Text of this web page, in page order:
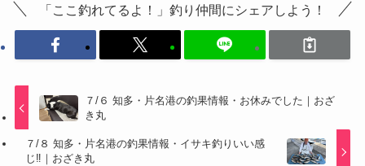
「ここ釣れてるよ！」釣り仲間にシェアしよう！
７/６ 知多・片名港の釣果情報・お休みでした｜おざ
き丸
７/８ 知多・片名港の釣果情報・イサキ釣りいい感
じ‼️｜おざき丸